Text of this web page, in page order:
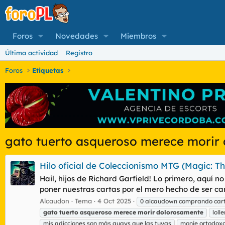
Foros Novedades Miembros
Última actividad Registro
Foros Etiquetas
gato tuerto asqueroso merece morir
Hilo oficial de Coleccionismo MTG (Magic:
Hail, hijos de Richard Garfield! Lo primero, aquí
poner nuestras cartas por el mero hecho de ser
Alcaudon Tema 4 Oct 2025 0 alcaudown comprando
gato tuerto asqueroso merece morir dolorosamente
mis adicciones son más guays que las tuyas
monje